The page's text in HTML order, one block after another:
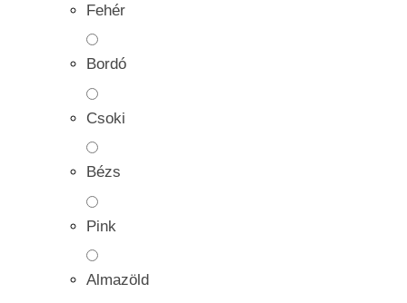
Fehér
Bordó
Csoki
Bézs
Pink
Almazöld